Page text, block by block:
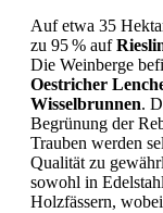
Auf etwa 35
zu 95 % auf
Die Weinberge
Oestricher
Wisselbrunnen.
Begrünung der
Trauben werden
Qualität zu
sowohl in
Holzfässern,